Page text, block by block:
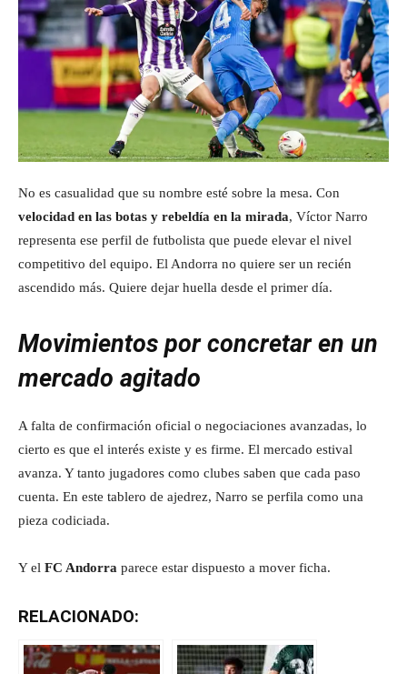
No es casualidad que su nombre esté sobre la mesa. Con
velocidad en las botas y rebeldía en la mirada, Víctor Narro
representa ese perfil de futbolista que puede elevar el nivel
competitivo del equipo. El Andorra no quiere ser un recién
ascendido más. Quiere dejar huella desde el primer día.
Movimientos por concretar en un
mercado agitado
A falta de confirmación oficial o negociaciones avanzadas, lo
cierto es que el interés existe y es firme. El mercado estival
avanza. Y tanto jugadores como clubes saben que cada paso
cuenta. En este tablero de ajedrez, Narro se perfila como una
pieza codiciada.
Y el FC Andorra parece estar dispuesto a mover ficha.
RELACIONADO: